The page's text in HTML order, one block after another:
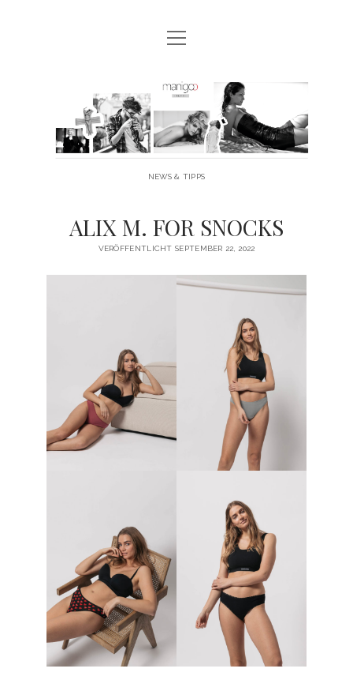
MANIGOO BLOG
MANIGOO MODELS
IMPRESSUM & DATENSCHUTZ
Menü
öffnen
Manigoo
NEWS & TIPPS
ALIX M. FOR SNOCKS
VERÖFFENTLICHT SEPTEMBER 22, 2022